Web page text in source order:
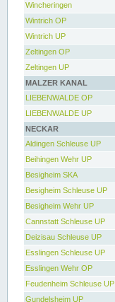
Wincheringen
Wintrich OP
Wintrich UP
Zeltingen OP
Zeltingen UP
MALZER KANAL
LIEBENWALDE OP
LIEBENWALDE UP
NECKAR
Aldingen Schleuse UP
Beihingen Wehr UP
Besigheim SKA
Besigheim Schleuse UP
Besigheim Wehr UP
Cannstatt Schleuse UP
Deizisau Schleuse UP
Esslingen Schleuse UP
Esslingen Wehr OP
Feudenheim Schleuse UP
Gundelsheim UP